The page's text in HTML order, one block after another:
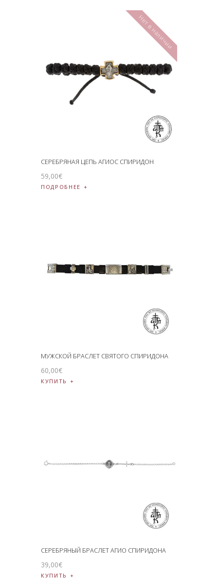
Нет в наличии
СЕРЕБРЯНАЯ ЦЕПЬ АГИОС СПИРИДОН
59,00€
ПОДРОБНЕЕ
МУЖСКОЙ БРАСЛЕТ СВЯТОГО СПИРИДОНА
60,00€
КУПИТЬ
СЕРЕБРЯНЫЙ БРАСЛЕТ АГИО СПИРИДОНА
39,00€
КУПИТЬ